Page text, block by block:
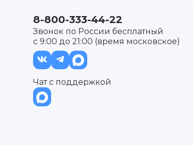
8-800-333-44-22
Звонок по России бесплатный
с 9:00 до 21:00 (время московское)
Чат с поддержкой